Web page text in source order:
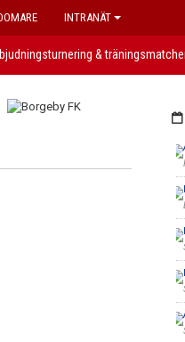
INTRANÄT
&